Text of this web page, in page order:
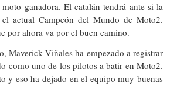
ganadora. El catalán tendrá ante si la
actual Campeón del Mundo de Moto2.
por ahora va por el buen camino.
Maverick Viñales ha empezado a registrar
como uno de los pilotos a batir en Moto2.
y eso ha dejado en el equipo muy buenas